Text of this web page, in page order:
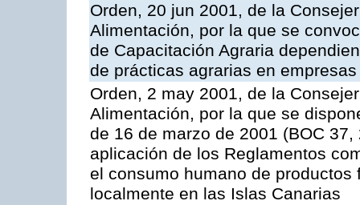
Orden, 20 jun 2001, de la
Alimentación, por la que se
de Capacitación Agraria
de prácticas agrarias en
Orden, 2 may 2001, de la
Alimentación, por la que se
de 16 de marzo de 2001 (BOC
aplicación de los Reglamentos
el consumo humano de
localmente en las Islas Canarias